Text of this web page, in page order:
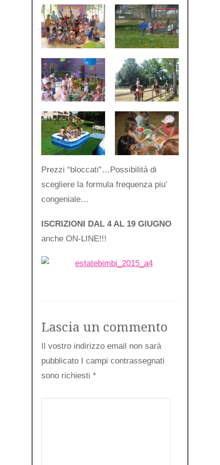
Prezzi “bloccati”…Possibilità di
scegliere la formula frequenza piu’
congeniale…
ISCRIZIONI DAL 4 AL 19 GIUGNO
anche ON-LINE!!!
Lascia un commento
Il vostro indirizzo email non sarà
pubblicato I campi contrassegnati
sono richiesti *